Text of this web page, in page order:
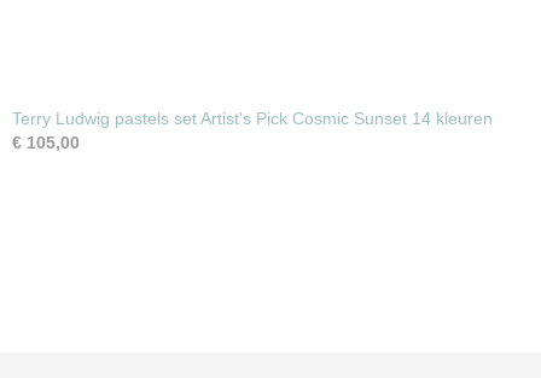
Terry Ludwig pastels set Artist's Pick Cosmic Sunset 14 kleuren
€ 105,00